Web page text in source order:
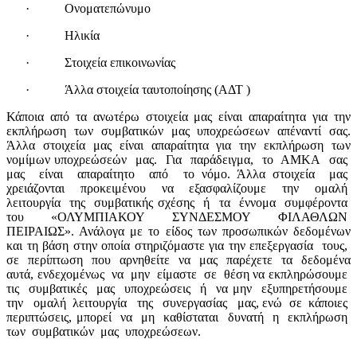
·
Ονοματεπώνυμο
·
Ηλικία
·
Στοιχεία επικοινωνίας
·
Άλλα στοιχεία ταυτοποίησης (ΑΔΤ )
Κάποια από τα ανωτέρω στοιχεία μας είναι απαραίτητα για την
εκπλήρωση των συμβατικών μας υποχρεώσεων απέναντί σας.
Άλλα στοιχεία μας είναι απαραίτητα για την εκπλήρωση των
νομίμων υποχρεώσεών
μας. Για παράδειγμα, το ΑΜΚΑ
σας
μας
είναι απαραίτητο από το νόμο. Άλλα στοιχεία
μας
χρειάζονται
προκειμένου να εξασφαλίζουμε την
ομαλή
λειτουργία
της συμβατικής σχέσης ή τα έννομα
συμφέροντα
του
«ΟΛΥΜΠΙΑΚΟΥ ΣΥΝΔΕΣΜΟΥ
ΦΙΛΑΘΛΩΝ
ΠΕΙΡΑΙΩΣ». Ανάλογα με το είδος των προσωπικών δεδομένων
και τη βάση στην οποία στηριζόμαστε για την επεξεργασία
τους,
σε
περίπτωση που αρνηθείτε να μας παρέχετε τα
δεδομένα
αυτά, ενδεχομένως να μην είμαστε σε θέση να εκπληρώσουμε
τις
συμβατικές μας υποχρεώσεις ή να μην
εξυπηρετήσουμε
την
ομαλή λειτουργία της συνεργασίας μας, ενώ σε κάποιες
περιπτώσεις, μπορεί
να μη καθίσταται δυνατή η
εκπλήρωση
των συμβατικών μας υποχρεώσεων.